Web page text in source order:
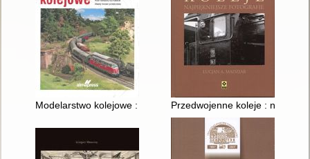
Modelarstwo kolejowe : planowanie układów torowych
Przedwojenne koleje :